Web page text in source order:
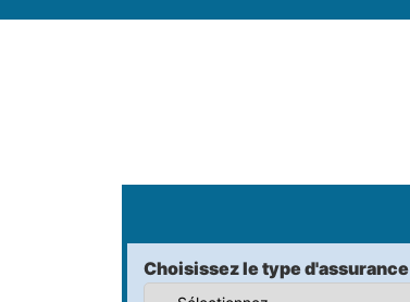
Choisissez le type d'assurance